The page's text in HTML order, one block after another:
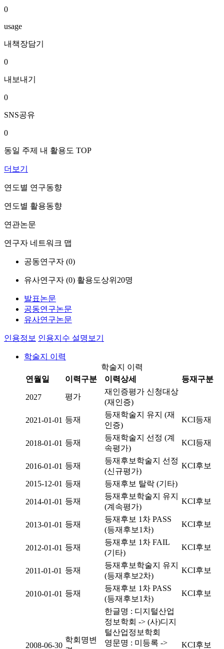
0
usage
내책장담기
0
내보내기
0
SNS공유
0
동일 주제 내 활용도 TOP
더보기
연도별 연구동향
연도별 활용동향
연관논문
연구자 네트워크 맵
공동연구자 (0)
유사연구자 (0) 활용도상위20명
발표논문
공동연구논문
유사연구논문
인용정보 인용지수 설명보기
학술지 이력
학술지 이력
연월일
이력구분 이력상세 등재구분
2027 평가
재인증평가 신청대상
(재인증)
2021-01-01 등재
등재학술지 유지 (재
인증)
KCI등재
2018-01-01 등재
등재학술지 선정 (계
속평가)
KCI등재
2016-01-01 등재
등재후보학술지 선정
(신규평가)
KCI후보
2015-12-01 등재 등재후보 탈락 (기타)
2014-01-01 등재
등재후보학술지 유지
(계속평가)
KCI후보
2013-01-01 등재
등재후보 1차 PASS
(등재후보1차)
KCI후보
2012-01-01 등재
등재후보 1차 FAIL
(기타)
KCI후보
2011-01-01 등재
등재후보학술지 유지
(등재후보2차)
KCI후보
2010-01-01 등재
등재후보 1차 PASS
(등재후보1차)
KCI후보
2008-06-30
학회명변
한글명 : 디지털산업
정보학회 -> (사)디지
털산업정보학회
영문명 : 미등록 ->
KCI후보